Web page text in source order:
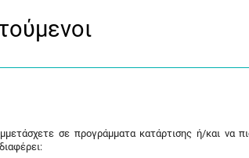
σε προγράμματα κατάρτισης ή/και να